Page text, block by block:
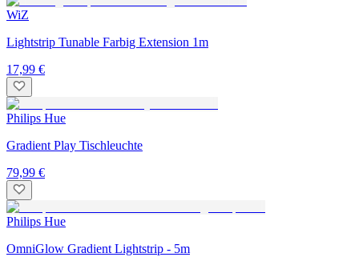
WiZ
Lightstrip Tunable Farbig Extension 1m
17,99 €
Philips Hue
Gradient Play Tischleuchte
79,99 €
Philips Hue
OmniGlow Gradient Lightstrip - 5m